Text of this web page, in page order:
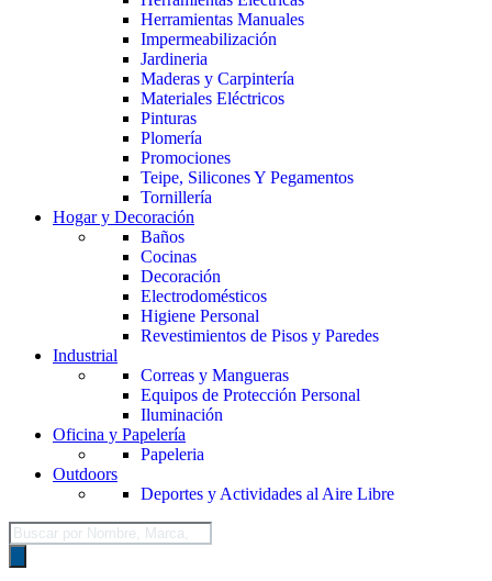
Herramientas Manuales
Impermeabilización
Jardineria
Maderas y Carpintería
Materiales Eléctricos
Pinturas
Plomería
Promociones
Teipe, Silicones Y Pegamentos
Tornillería
Hogar y Decoración
Baños
Cocinas
Decoración
Electrodomésticos
Higiene Personal
Revestimientos de Pisos y Paredes
Industrial
Correas y Mangueras
Equipos de Protección Personal
Iluminación
Oficina y Papelería
Papeleria
Outdoors
Deportes y Actividades al Aire Libre
Búsqueda
de
productos